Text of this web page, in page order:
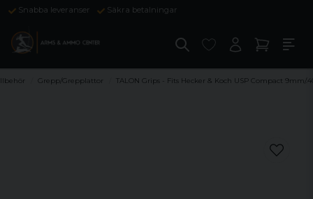
Snabba leveranser Säkra betalningar
Grepp/Grepplattor TALON Grips - Fits Hecker & Koch USP Compact 9mm/